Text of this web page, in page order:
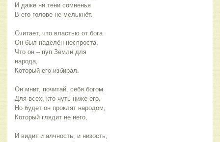
И даже ни тени сомненья
В его голове не мелькнёт.
Считает, что властью от бога
Он был наделён неспроста,
Что он – пуп Земли для
народа,
Который его избирал.
Он мнит, почитай, себя богом
Для всех, кто чуть ниже его.
Но будет он проклят народом,
Который глядит не него,
И видит и алчность, и низость,